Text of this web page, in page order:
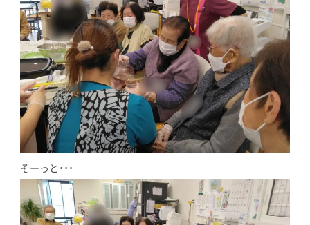
そーっと・・・